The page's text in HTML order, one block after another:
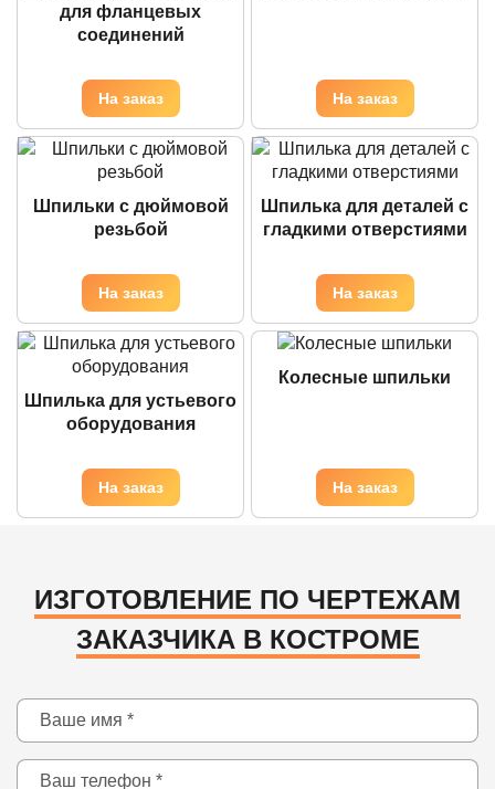
для фланцевых
соединений
Шпильки с дюймовой
резьбой
Шпилька для деталей с
гладкими отверстиями
Шпилька для устьевого
оборудования
Колесные шпильки
ИЗГОТОВЛЕНИЕ ПО ЧЕРТЕЖАМ
ЗАКАЗЧИКА В КОСТРОМЕ